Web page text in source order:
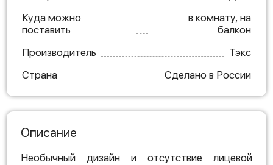
Куда можно
поставить
в комнату, на
балкон
Производитель
Тэкс
Страна
Сделано в России
Описание
Необычный дизайн и отсутствие лицевой